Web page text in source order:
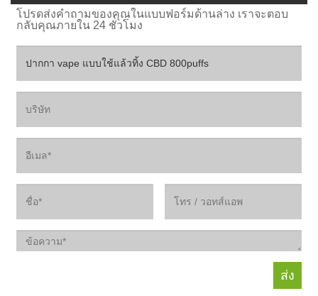
โปรดส่งคำถามของคุณในแบบฟอร์มด้านล่าง เราจะตอบ
กลับคุณภายใน 24 ชั่วโมง